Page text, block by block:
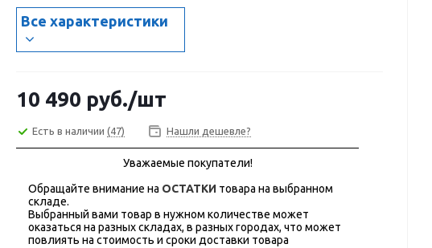
Все характеристики
10 490 руб./шт
Есть в наличии (47) Нашли дешевле?
Уважаемые покупатели!
Обращайте внимание на ОСТАТКИ товара на выбранном
складе.
Выбранный вами товар в нужном количестве может
оказаться на разных складах, в разных городах, что может
повлиять на стоимость и сроки доставки товара